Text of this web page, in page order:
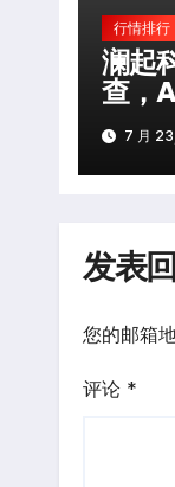
行情排行
澜起
查，
生变
7 月
发表
您的邮箱
评论 *